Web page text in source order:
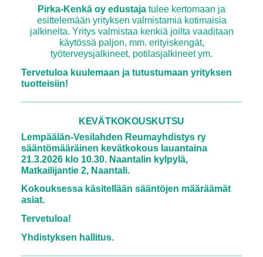
Pirka-Kenkä oy edustaja tulee kertomaan ja
esittelemään yrityksen valmistamia kotimaisia
jalkineita. Yritys valmistaa kenkiä joilta vaaditaan
käytössä paljon, mm. erityiskengät,
työterveysjalkineet, potilasjalkineet ym.
Tervetuloa kuulemaan ja tutustumaan yrityksen
tuotteisiin!
KEVÄTKOKOUSKUTSU
Lempäälän-Vesilahden Reumayhdistys ry
sääntömääräinen kevätkokous lauantaina
21.3.2026 klo 10.30. Naantalin kylpylä,
Matkailijantie 2, Naantali.
Kokouksessa käsitellään sääntöjen määräämät
asiat.
Tervetuloa!
Yhdistyksen hallitus.